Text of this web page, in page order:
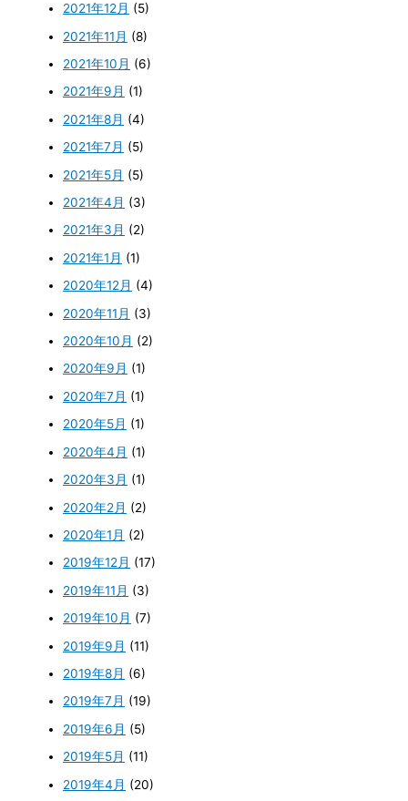
2021年12月 (5)
2021年11月 (8)
2021年10月 (6)
2021年9月 (1)
2021年8月 (4)
2021年7月 (5)
2021年5月 (5)
2021年4月 (3)
2021年3月 (2)
2021年1月 (1)
2020年12月 (4)
2020年11月 (3)
2020年10月 (2)
2020年9月 (1)
2020年7月 (1)
2020年5月 (1)
2020年4月 (1)
2020年3月 (1)
2020年2月 (2)
2020年1月 (2)
2019年12月 (17)
2019年11月 (3)
2019年10月 (7)
2019年9月 (11)
2019年8月 (6)
2019年7月 (19)
2019年6月 (5)
2019年5月 (11)
2019年4月 (20)